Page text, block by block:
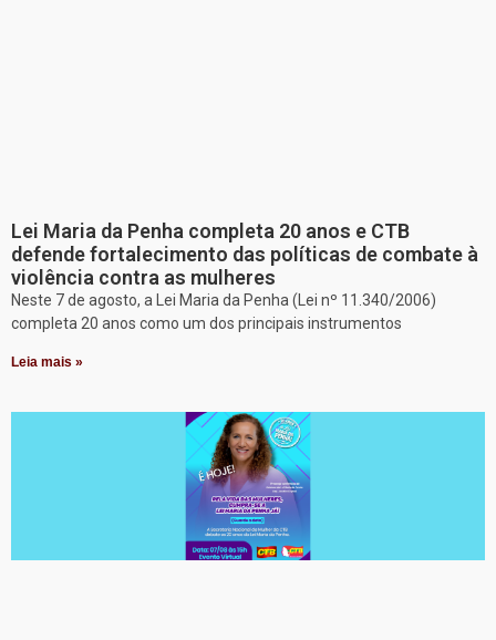
Lei Maria da Penha completa 20 anos e CTB
defende fortalecimento das políticas de combate à
violência contra as mulheres
Neste 7 de agosto, a Lei Maria da Penha (Lei nº 11.340/2006)
completa 20 anos como um dos principais instrumentos
Leia mais »